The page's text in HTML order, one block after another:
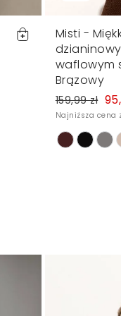
Misti -
waflowym
Brązowy
159,99 zł
Najniższa cena